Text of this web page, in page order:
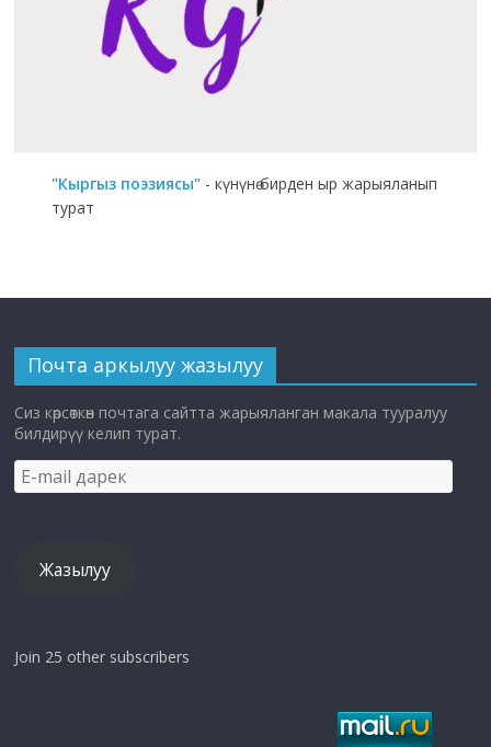
"Кыргыз поэзиясы" - күнүнө бирден ыр жарыяланып
турат
Почта аркылуу жазылуу
Сиз көрсөткөн почтага сайтта жарыяланган макала тууралуу
билдирүү келип турат.
E-
mail
Жазылуу
Join 25 other subscribers